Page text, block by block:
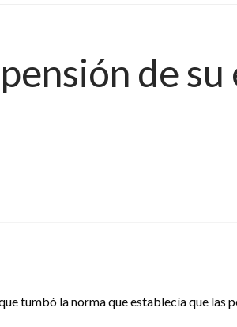
de su
tumbó la norma que establecía que las